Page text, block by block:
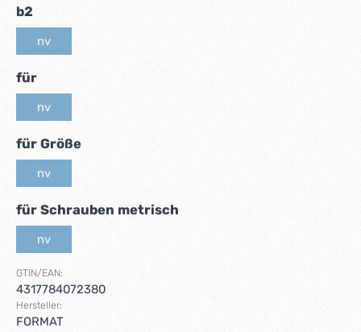
b2
nv
fürauswählen
nv
für Größeauswählen
nv
für Schrauben metrisch
nv
GTIN/EAN:
4317784072380
Hersteller:
FORMAT